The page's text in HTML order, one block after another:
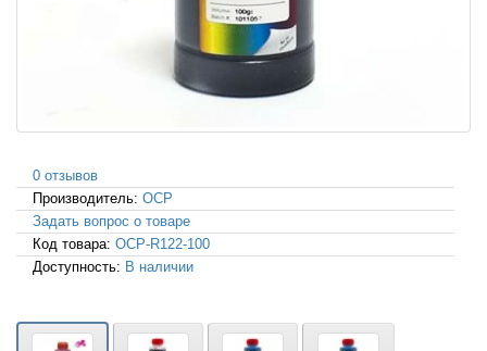
0 отзывов
Производитель: OCP
Задать вопрос о товаре
Код товара: OCP-R122-100
Доступность: В наличии